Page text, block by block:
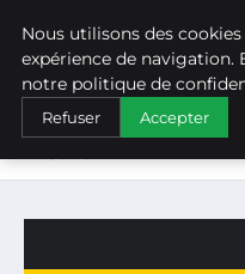
ACCUEIL
POLITIQUES
TAXE CARBONE :
Nous utilisons des
expérience de navigation.
notre politique de
Refuser Accepter